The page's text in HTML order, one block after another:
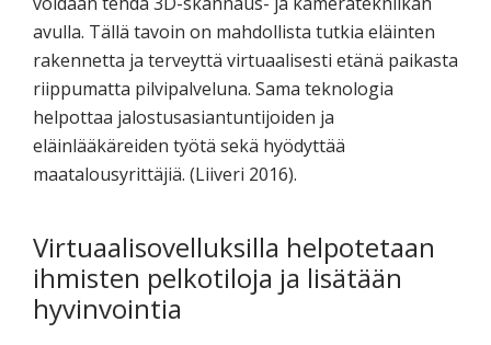
avulla. Tällä tavoin on mahdollista tutkia eläinten
rakennetta ja terveyttä virtuaalisesti etänä paikasta
riippumatta pilvipalveluna. Sama teknologia
helpottaa jalostusasiantuntijoiden ja
eläinlääkäreiden työtä sekä hyödyttää
maatalousyrittäjiä. (Liiveri 2016).
Virtuaalisovelluksilla helpotetaan
ihmisten pelkotiloja ja lisätään
hyvinvointia